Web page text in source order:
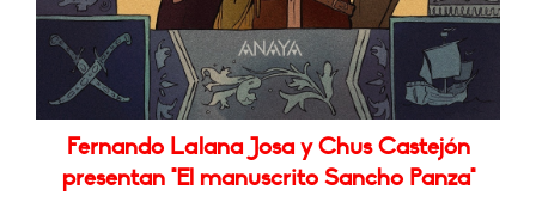
Fernando Lalana Josa y Chus Castejón
presentan "El manuscrito Sancho Panza"